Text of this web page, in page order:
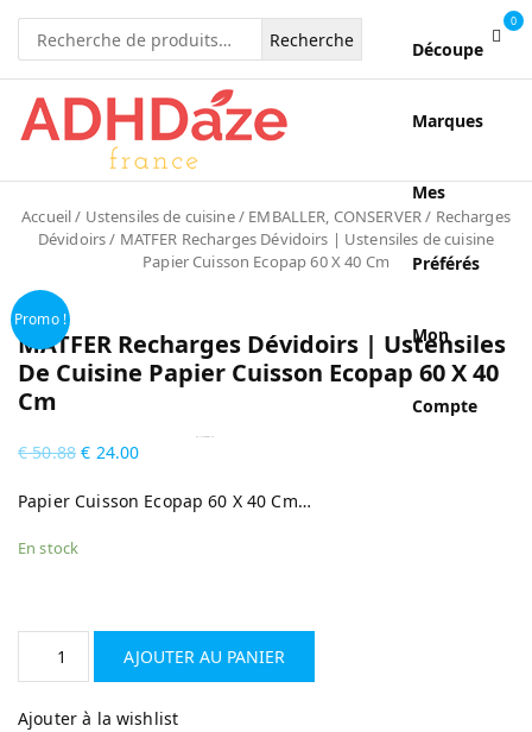
Recherche
pour :
0
Découpe
Marques
Mes
Préférés
Mon
Compte
Accueil/ Ustensiles de cuisine/ EMBALLER, CONSERVER/ Recharges
Dévidoirs/ MATFER Recharges Dévidoirs | Ustensiles de cuisine
Papier Cuisson Ecopap 60 X 40 Cm
Promo !
MATFER Recharges Dévidoirs | Ustensiles
De Cuisine Papier Cuisson Ecopap 60 X 40
Cm
€50.88 € 24.00
Papier Cuisson Ecopap 60 X 40 Cm…
En stock
AJOUTER AU PANIER
Ajouter à la wishlist